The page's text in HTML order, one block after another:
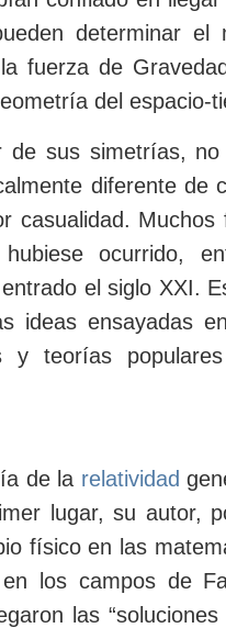
determinar
fuerza de
del espacio-
de sus simetrías,
diferente de
casualidad.
ocurrido,
el siglo XXI.
ideas ensayadas
y teorías
de la relatividad
lugar, su autor,
físico en las
en los campos de
las